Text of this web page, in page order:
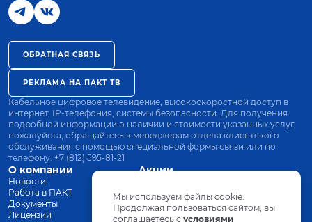
О компании
Новости
Работа в ПАКТ
Документы
Лицензии
Акции
Оплата
Оборудование
ОБРАТНАЯ СВЯЗЬ
РЕКЛАМА НА ПАКТ ТВ
Кабельное цифровое телевидение, высокоскоростной доступ в
интернет, IP-телефония, системы безопасности. Для получения
подробной информации о наличии и стоимости указанных услуг,
пожалуйста, обращайтесь к менеджерам отдела клиентского
обслуживания с помощью специальной формы связи или по
телефону: +7 (812) 595-81-21
Мы используем файлы cookie.
Продолжая пользоваться сайтом, вы
соглашаетесь с условиями